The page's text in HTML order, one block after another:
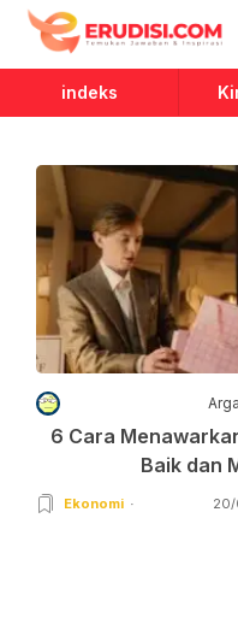
Erudisi
Temukan Jawaban dan
indeks
6 Cara
Baik dan
Ekonomi 20/